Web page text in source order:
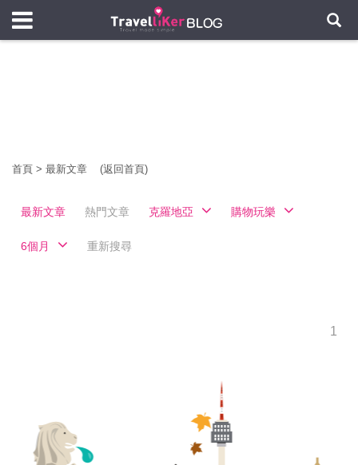
首頁 > 最新文章 (返回首頁)
最新文章 熱門文章 克羅地亞 購物玩樂
6個月 重新搜尋
1